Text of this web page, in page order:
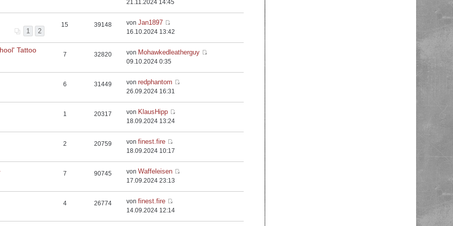
21.11.2024 14:45
1 2
15 39148 vonJan1897
16.10.2024 13:42
Tattoo
7 32820 von Mohawkedleatherguy
09.10.2024 0:35
6 31449 vonredphantom
26.09.2024 16:31
1 20317 von KlausHipp
18.09.2024 13:24
2 20759 vonfinest.fire
18.09.2024 10:17
7 90745 vonWaffeleisen
17.09.2024 23:13
4 26774 vonfinest.fire
14.09.2024 12:14